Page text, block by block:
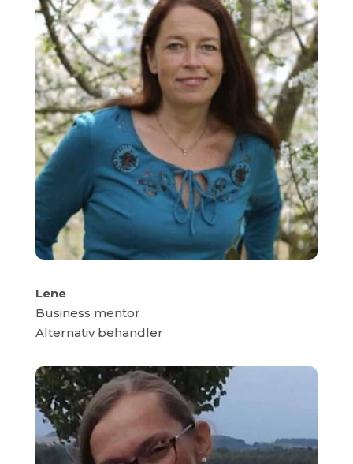
Lene
Business mentor
Alternativ behandler